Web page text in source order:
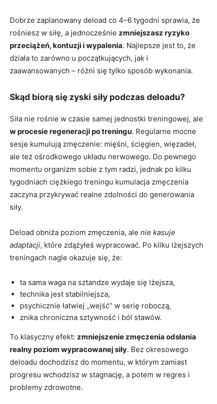
Dobrze zaplanowany deload co 4–6 tygodni sprawia, że
rośniesz w siłę, a jednocześnie zmniejszasz ryzyko
przeciążeń, kontuzji i wypalenia. Najlepsze jest to, że
działa to zarówno u początkujących, jak i
zaawansowanych – różni się tylko sposób wykonania.
Skąd biorą się zyski siły podczas deloadu?
Siła nie rośnie w czasie samej jednostki treningowej, ale
w procesie regeneracji po treningu. Regularne mocne
sesje kumulują zmęczenie: mięśni, ścięgien, więzadeł,
ale też ośrodkowego układu nerwowego. Do pewnego
momentu organizm sobie z tym radzi, jednak po kilku
tygodniach ciężkiego treningu kumulacja zmęczenia
zaczyna przykrywać realne zdolności do generowania
siły.
Deload obniża poziom zmęczenia, ale nie kasuje
adaptacji, które zdążyłeś wypracować. Po kilku lżejszych
treningach nagle okazuje się, że:
ta sama waga na sztandze wydaje się lżejsza,
technika jest stabilniejsza,
psychicznie łatwiej „wejść” w serię roboczą,
znika chroniczna sztywność i ból stawów.
To klasyczny efekt: zmniejszenie zmęczenia odsłania
realny poziom wypracowanej siły. Bez okresowego
deloadu dochodzisz do momentu, w którym zamiast
progresu wchodzisz w stagnację, a potem w regres i
problemy zdrowotne.